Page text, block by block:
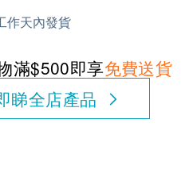
作天內發貨
滿$500即享免費送貨
睇全店產品